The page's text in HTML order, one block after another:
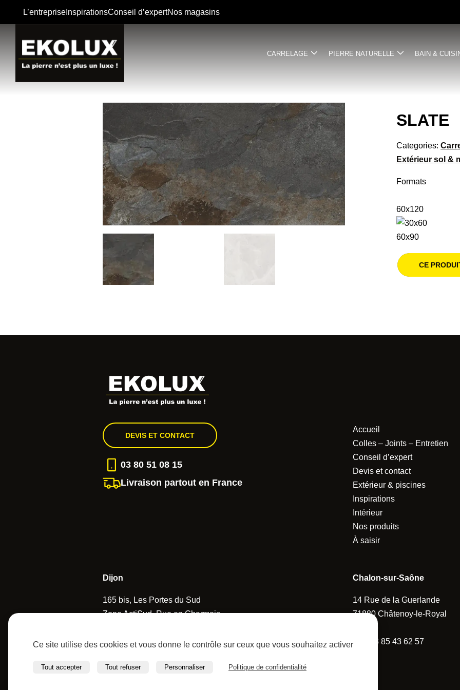
L’entreprise InspirationsConseil d’expertNos magasins
CARRELAGE PIERRE NATURELLE BAIN &
SLATE
Categories:
Extérieur sol &
Formats
60x120
60x90
CE
DEVIS ET CONTACT
03 80 51 08 15
Livraison partout en France
Accueil
Colles – Joints – Entretien
Conseil d’expert
Devis et contact
Extérieur & piscines
Inspirations
Intérieur
Nos produits
À saisir
Dijon
165 bis, Les Portes du Sud
Zone ActiSud, Rue en Charmois
France
Chalon-sur-Saône
14 Rue de la Guerlande
71880 Châtenoy-le-Royal
France
Tel :
03 85 43 62 57
Ce site utilise des cookies et vous donne le contrôle sur ceux que vous souhaitez activer
Tout accepter Tout refuser Personnaliser Politique de confidentialité